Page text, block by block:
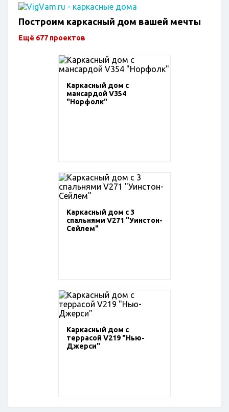
Построим каркасный дом вашей мечты
Ещё 677 проектов
Каркасный дом с
мансардой V354
"Норфолк"
Каркасный дом с 3
спальнями V271 "Уинстон-
Сейлем"
Каркасный дом с
террасой V219 "Нью-
Джерси"